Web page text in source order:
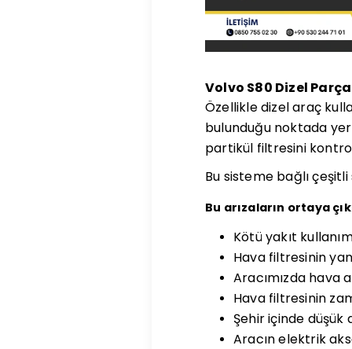
Volvo S80 Dizel
Özellikle dizel araç
bulunduğu noktada
partikül filtresini
Bu sisteme bağlı
Bu arızaların ortaya
Kötü yakıt
Hava filtresinin
Aracımızda hava
Hava filtresinin
Şehir içinde düşük
Aracın elektrik